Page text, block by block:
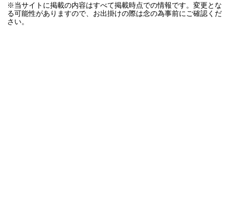
※当サイトに掲載の内容はすべて掲載時点での情報です。変更とな
る可能性がありますので、お出掛けの際は念の為事前にご確認くだ
さい。